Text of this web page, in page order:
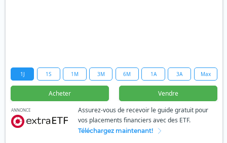
1J 1S 1M 3M 6M 1A 3A Max
Acheter Vendre
ANNONCE
Assurez-vous de recevoir le guide gratuit pour
vos placements financiers avec des ETF.
Téléchargez maintenant!